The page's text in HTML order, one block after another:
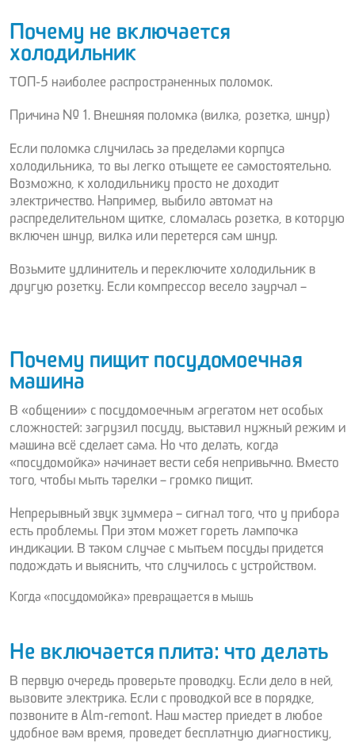
Почему не включается
холодильник
ТОП-5 наиболее распространенных поломок.
Причина № 1. Внешняя поломка (вилка, розетка, шнур)
Если поломка случилась за пределами корпуса
холодильника, то вы легко отыщете ее самостоятельно.
Возможно, к холодильнику просто не доходит
электричество. Например, выбило автомат на
распределительном щитке, сломалась розетка, в которую
включен шнур, вилка или перетерся сам шнур.
Возьмите удлинитель и переключите холодильник в
другую розетку. Если компрессор весело заурчал –
Почему пищит посудомоечная
машина
В «общении» с посудомоечным агрегатом нет особых
сложностей: загрузил посуду, выставил нужный режим и
машина всё сделает сама. Но что делать, когда
«посудомойка» начинает вести себя непривычно. Вместо
того, чтобы мыть тарелки – громко пищит.
Непрерывный звук зуммера – сигнал того, что у прибора
есть проблемы. При этом может гореть лампочка
индикации. В таком случае с мытьем посуды придется
подождать и выяснить, что случилось с устройством.
Когда «посудомойка» превращается в мышь
Не включается плита: что делать
В первую очередь проверьте проводку. Если дело в ней,
вызовите электрика. Если с проводкой все в порядке,
позвоните в Alm-remont. Наш мастер приедет в любое
удобное вам время, проведет бесплатную диагностику,